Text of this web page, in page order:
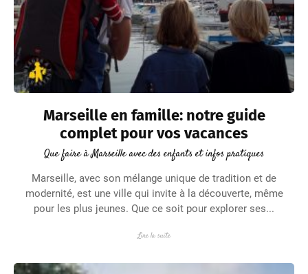
Marseille en famille: notre guide
complet pour vos vacances
Que faire à Marseille avec des enfants et infos pratiques
Marseille, avec son mélange unique de tradition et de
modernité, est une ville qui invite à la découverte, même
pour les plus jeunes. Que ce soit pour explorer ses...
Lire la suite